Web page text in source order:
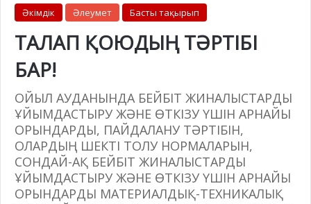
Әкімдік Әлеумет Басты тақырып
ТАЛАП ҚОЮДЫҢ ТӘРТІБІ
БАР!
ОЙЫЛ АУДАНЫНДА БЕЙБІТ ЖИНАЛЫСТАРДЫ
ҰЙЫМДАСТЫРУ ЖӘНЕ ӨТКІЗУ ҮШІН АРНАЙЫ
ОРЫНДАРДЫ, ПАЙДАЛАНУ ТӘРТІБІН,
ОЛАРДЫҢ ШЕКТІ ТОЛУ НОРМАЛАРЫН,
СОНДАЙ-АҚ БЕЙБІТ ЖИНАЛЫСТАРДЫ
ҰЙЫМДАСТЫРУ ЖӘНЕ ӨТКІЗУ ҮШІН АРНАЙЫ
ОРЫНДАРДЫ МАТЕРИАЛДЫҚ-ТЕХНИКАЛЫҚ